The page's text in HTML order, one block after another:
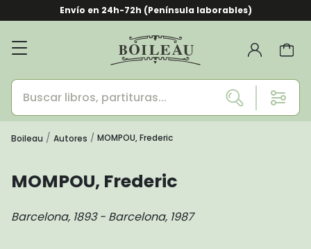
Envío en 24h-72h (Península laborables)
Boileau Autores MOMPOU, Frederic
MOMPOU, Frederic
Barcelona, 1893 - Barcelona, 1987